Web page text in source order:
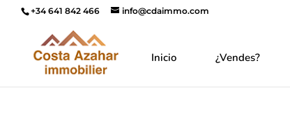
+34 641 842 466 info@cdaimmo.com
Inicio ¿Vendes?